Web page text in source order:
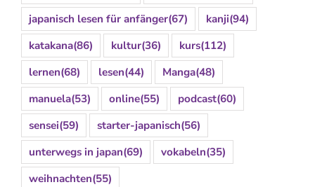
japanisch lesen für anfänger(67) kanji(94)
katakana(86) kultur(36) kurs(112)
lernen(68) lesen(44) Manga(48)
manuela(53) online(55) podcast(60)
sensei(59) starter-japanisch(56)
unterwegs in japan(69) vokabeln(35)
weihnachten(55)